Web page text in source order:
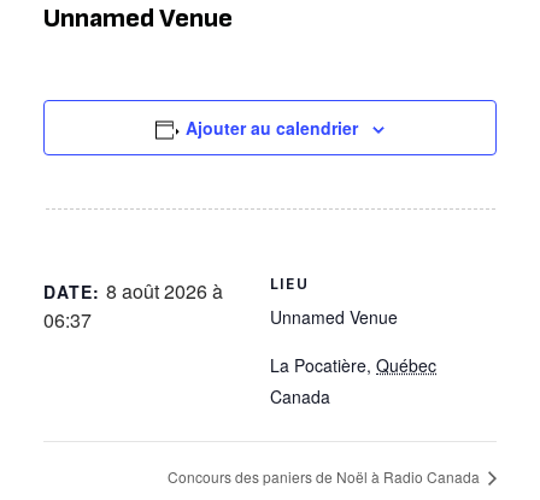
Unnamed Venue
Ajouter au calendrier
DATE:8 août 2026 à
06:37
LIEU
Unnamed Venue
La Pocatière, Québec
Canada
Concours des paniers de Noël à Radio Canada